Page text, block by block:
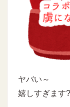
ヤバい～
嬉しすぎます?